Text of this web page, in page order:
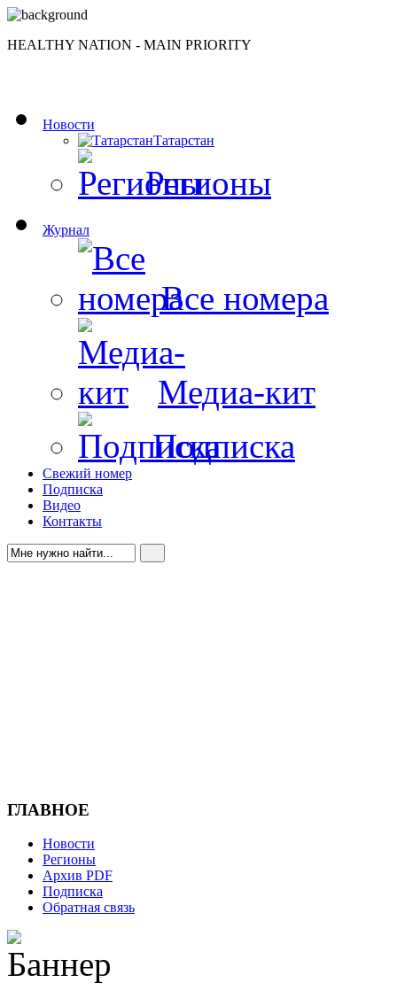
HEALTHY NATION - MAIN PRIORITY
Новости
Татарстан
Регионы
Журнал
Все номера
Медиа-кит
Подписка
Свежий номер
Подписка
Видео
Контакты
ГЛАВНОЕ
Новости
Регионы
Архив PDF
Подписка
Обратная связь